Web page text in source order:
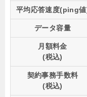
平均応答速度(ping
データ容量
月額料金
(税込)
契約事務手数料
(税込)